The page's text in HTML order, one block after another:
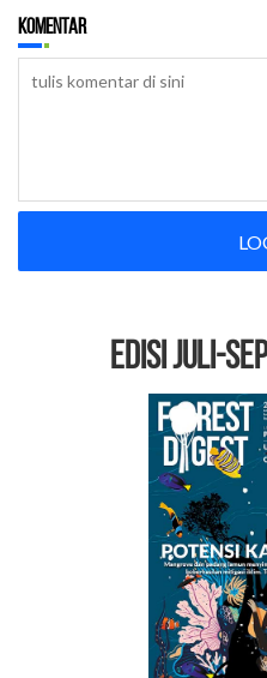
Komentar
EDISI Juli-